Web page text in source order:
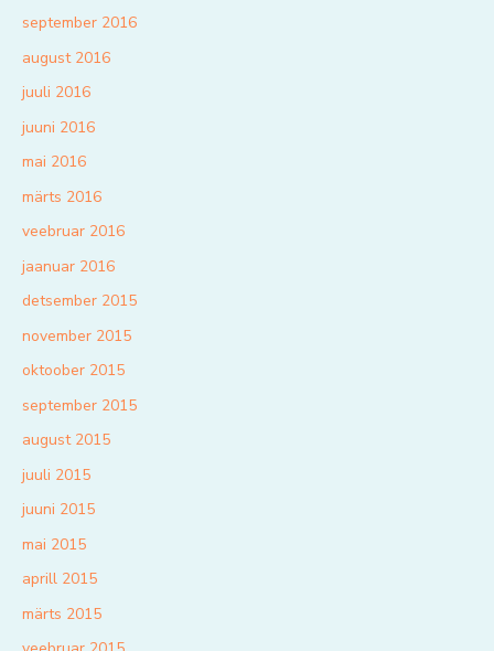
september 2016
august 2016
juuli 2016
juuni 2016
mai 2016
märts 2016
veebruar 2016
jaanuar 2016
detsember 2015
november 2015
oktoober 2015
september 2015
august 2015
juuli 2015
juuni 2015
mai 2015
aprill 2015
märts 2015